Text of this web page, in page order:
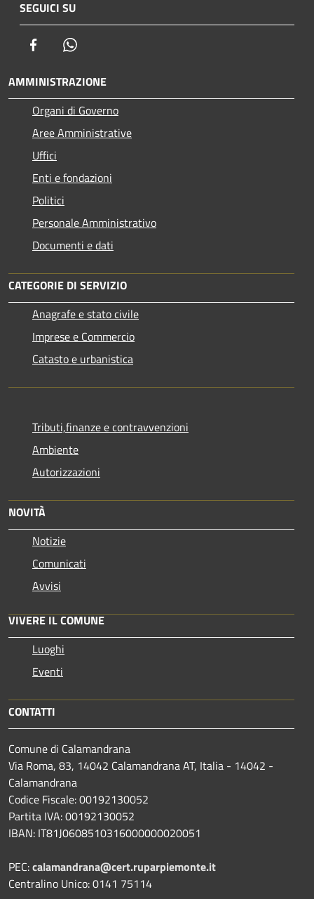
SEGUICI SU
Facebook
AMMINISTRAZIONE
Organi di Governo
Aree Amministrative
Uffici
Enti e fondazioni
Politici
Personale Amministrativo
Documenti e dati
CATEGORIE DI SERVIZIO
Anagrafe e stato civile
Imprese e Commercio
Catasto e urbanistica
Tributi,finanze e contravvenzioni
Ambiente
Autorizzazioni
NOVITÀ
Notizie
Comunicati
Avvisi
VIVERE IL COMUNE
Luoghi
Eventi
CONTATTI
Comune di Calamandrana
Via Roma, 83, 14042 Calamandrana AT, Italia - 14042 -
Calamandrana
Codice Fiscale: 00192130052
Partita IVA: 00192130052
IBAN: IT81J0608510316000000020051
PEC:calamandrana@cert.ruparpiemonte.it
Centralino Unico: 0141 75114